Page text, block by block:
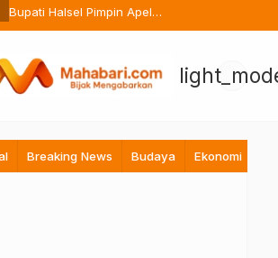
Ternate Buang Sembarangan
Bupati Halsel Pimpin Apel
Perdana Pasca Lebaran, Tekan
Breaking News Budaya Ekonomi